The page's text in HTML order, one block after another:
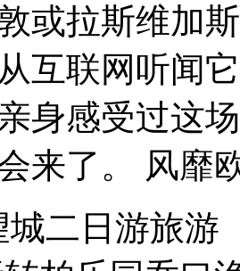
或拉斯维加
互联网听闻
身感受过这
来了。 风靡